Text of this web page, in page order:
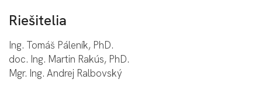
Riešitelia
Ing. Tomáš Páleník, PhD.
doc. Ing. Martin Rakús, PhD.
Mgr. Ing. Andrej Ralbovský